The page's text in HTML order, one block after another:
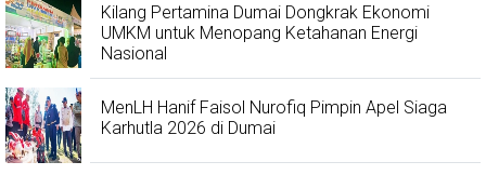
Kilang Pertamina Dumai Dongkrak Ekonomi
UMKM untuk Menopang Ketahanan Energi
Nasional
MenLH Hanif Faisol Nurofiq Pimpin Apel Siaga
Karhutla 2026 di Dumai